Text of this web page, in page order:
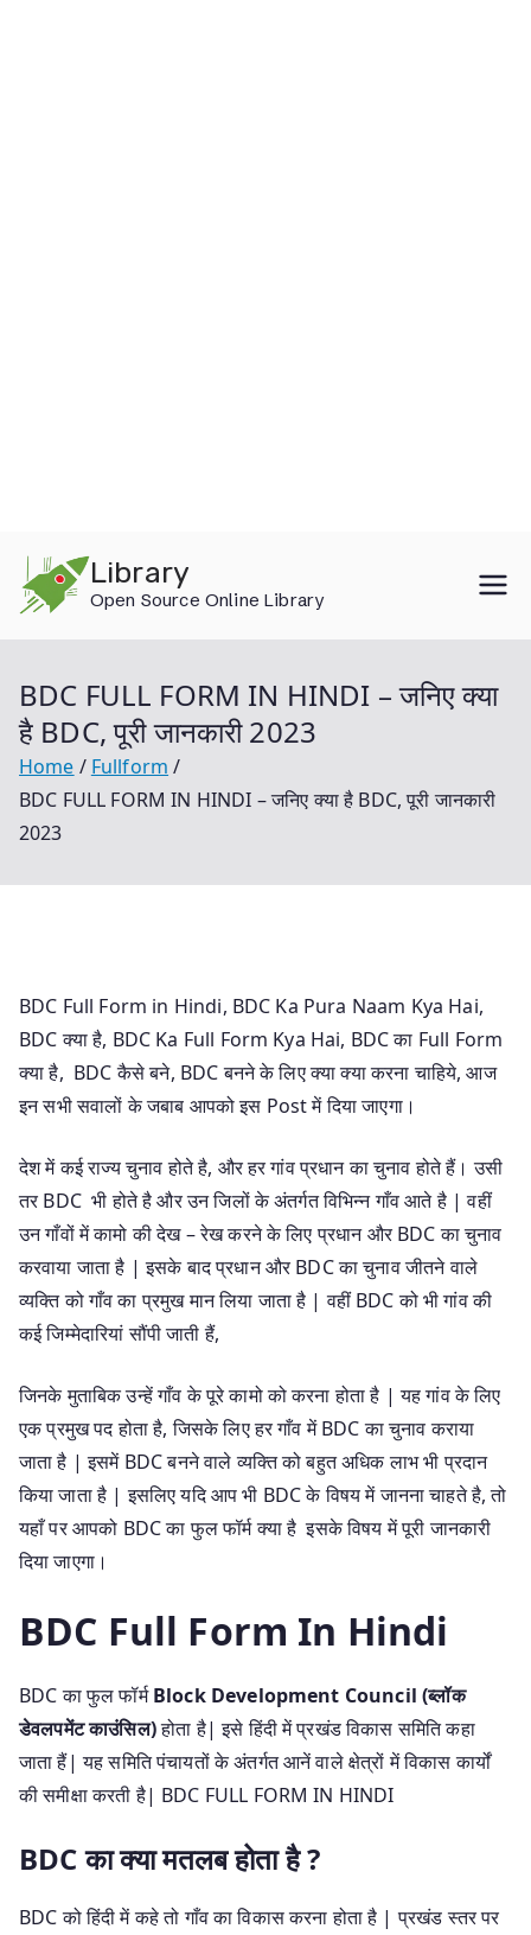
content
Library
Open Source Online Library
BDC FULL FORM IN HINDI – जनिए क्या
है BDC, पूरी जानकारी 2023
Home
Fullform
BDC FULL FORM IN HINDI – जनिए क्या है BDC, पूरी जानकारी
2023
BDC Full Form in Hindi, BDC Ka Pura Naam Kya Hai,
BDC क्या है, BDC Ka Full Form Kya Hai, BDC का Full Form
क्या है, BDC कैसे बने, BDC बनने के लिए क्या क्या करना चाहिये, आज
इन सभी सवालों के जबाब आपको इस Post में दिया जाएगा।
देश में कई राज्य चुनाव होते है, और हर गांव प्रधान का चुनाव होते हैं। उसी
तर BDC भी होते है और उन जिलों के अंतर्गत विभिन्न गाँव आते है | वहीं
उन गाँवों में कामो की देख – रेख करने के लिए प्रधान और BDC का चुनाव
करवाया जाता है | इसके बाद प्रधान और BDC का चुनाव जीतने वाले
व्यक्ति को गाँव का प्रमुख मान लिया जाता है | वहीं BDC को भी गांव की
कई जिम्मेदारियां सौंपी जाती हैं,
जिनके मुताबिक उन्हें गाँव के पूरे कामो को करना होता है | यह गांव के लिए
एक प्रमुख पद होता है, जिसके लिए हर गाँव में BDC का चुनाव कराया
जाता है | इसमें BDC बनने वाले व्यक्ति को बहुत अधिक लाभ भी प्रदान
किया जाता है | इसलिए यदि आप भी BDC के विषय में जानना चाहते है, तो
यहाँ पर आपको BDC का फुल फॉर्म क्या है इसके विषय में पूरी जानकारी
दिया जाएगा।
BDC Full Form In Hindi
BDC का फुल फॉर्मBlock Development Council (ब्लॉक
डेवलपमेंट काउंसिल)होता है| इसे हिंदी में प्रखंड विकास समिति कहा
जाता हैं| यह समिति पंचायतों के अंतर्गत आनें वाले क्षेत्रों में विकास कार्यों
की समीक्षा करती है| BDC FULL FORM IN HINDI
BDC का क्या मतलब होता है ?
BDC को हिंदी में कहे तो गाँव का विकास करना होता है | प्रखंड स्तर पर